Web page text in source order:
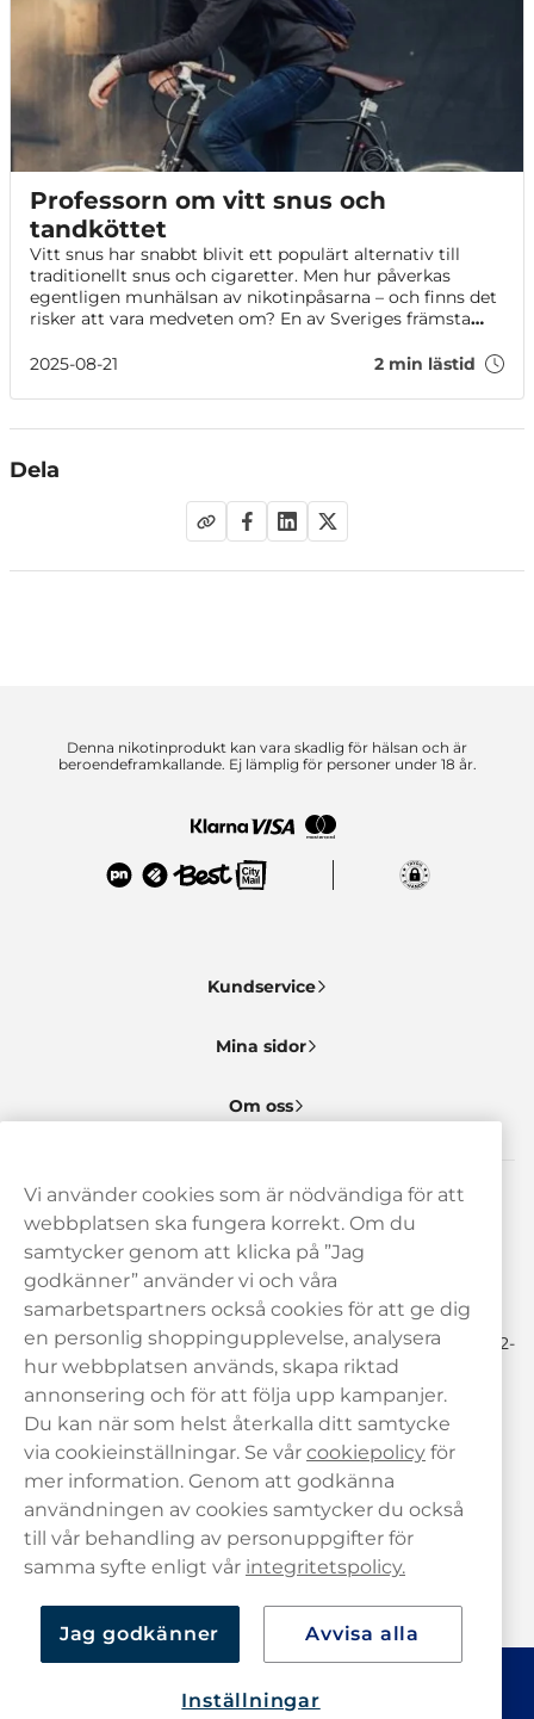
Professorn om vitt snus och
tandköttet
Vitt snus har snabbt blivit ett populärt alternativ till
traditionellt snus och cigaretter. Men hur påverkas
egentligen munhälsan av nikotinpåsarna – och finns det
risker att vara medveten om? En av Sveriges främsta
2025-08-21
2 min lästid
Dela
Denna nikotinprodukt kan vara skadlig för hälsan och är
beroendeframkallande. Ej lämplig för personer under 18 år.
Behöver du hjälp? Kontakta oss gärna!
hej@haypp.com
08 517 910 97
Mån-Tor 8.00-17.00 | Fre 9.00-17.00 | (Lunchstängt må-fre 12-
13)
Kundservice
Mina sidor
Om oss
Vi använder cookies som är nödvändiga för att
webbplatsen ska fungera korrekt. Om du
samtycker genom att klicka på ”Jag
godkänner” använder vi och våra
samarbetspartners också cookies för att ge dig
en personlig shoppingupplevelse, analysera
hur webbplatsen används, skapa riktad
annonsering och för att följa upp kampanjer.
Du kan när som helst återkalla ditt samtycke
via cookieinställningar. Se vår cookiepolicy för
mer information. Genom att godkänna
användningen av cookies samtycker du också
till vår behandling av personuppgifter för
samma syfte enligt vår integritetspolicy.
Jag godkänner Avvisa alla
Inställningar